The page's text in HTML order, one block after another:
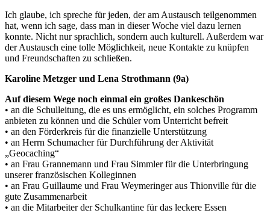
Ich glaube, ich spreche für jeden, der am Austausch teilgenommen
hat, wenn ich sage, dass man in dieser Woche viel dazu lernen
konnte. Nicht nur sprachlich, sondern auch kulturell. Außerdem war
der Austausch eine tolle Möglichkeit, neue Kontakte zu knüpfen
und Freundschaften zu schließen.
Karoline Metzger und Lena Strothmann (9a)
Auf diesem Wege noch einmal ein großes Dankeschön
• an die Schulleitung, die es uns ermöglicht, ein solches Programm
anbieten zu können und die Schüler vom Unterricht befreit
• an den Förderkreis für die finanzielle Unterstützung
• an Herrn Schumacher für Durchführung der Aktivität
„Geocaching“
• an Frau Grannemann und Frau Simmler für die Unterbringung
unserer französischen Kolleginnen
• an Frau Guillaume und Frau Weymeringer aus Thionville für die
gute Zusammenarbeit
• an die Mitarbeiter der Schulkantine für das leckere Essen